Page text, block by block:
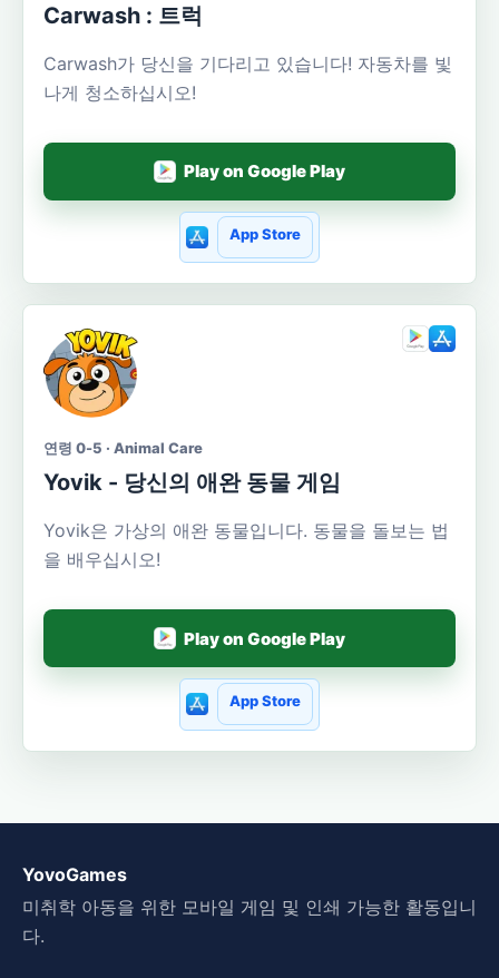
Carwash : 트럭
Carwash가 당신을 기다리고 있습니다! 자동차를 빛
나게 청소하십시오!
Play on Google Play
App Store
연령 0-5 · Animal Care
Yovik - 당신의 애완 동물 게임
Yovik은 가상의 애완 동물입니다. 동물을 돌보는 법
을 배우십시오!
Play on Google Play
App Store
YovoGames
미취학 아동을 위한 모바일 게임 및 인쇄 가능한 활동입니
다.